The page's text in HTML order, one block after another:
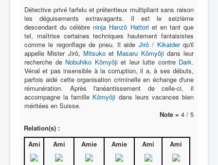
Détective privé farfelu et prétentieux multipliant sans raison
les déguisements extravagants. Il est le seizième
descendant du célèbre ninja Hanzô Hattoriet en tant que
tel, maîtrise certaines techniques hautement fantaisistes
comme le regonflage de pneu. Il aide Jirô / Kikaiderqu'il
appelle Mister Jirô, Mitsukoet Masaru Kômyôjidans leur
recherche de Nobuhiko Kômyôjiet leur lutte contre Dark.
Vénal et pas insensible à la corruption, il a, à ses débuts,
parfois aidé cette organisation criminelle en échange d'une
rémunération. Après l'anéantissement de celle-ci, il
accompagne la famille Kômyôji dans leurs vacances bien
méritées en Suisse.
Note = 4 / 5
Relation(s) :
Ami
Ami Amie Amie Ami Ami